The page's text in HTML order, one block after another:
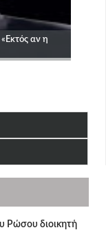
Ρώσου διοικητή